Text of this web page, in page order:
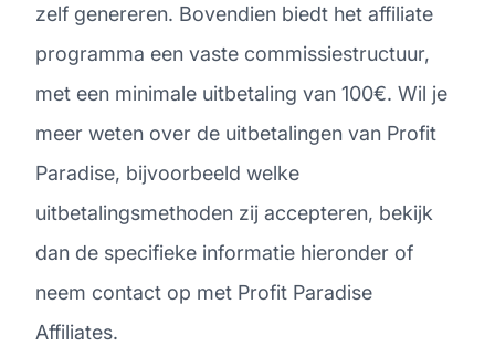
zelf genereren. Bovendien biedt het affiliate
programma een vaste commissiestructuur,
met een minimale uitbetaling van 100€. Wil je
meer weten over de uitbetalingen van Profit
Paradise, bijvoorbeeld welke
uitbetalingsmethoden zij accepteren, bekijk
dan de specifieke informatie hieronder of
neem contact op met Profit Paradise
Affiliates.